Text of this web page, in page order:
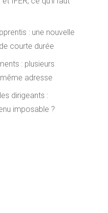
: une nouvelle
courte durée
: plusieurs
adresse
dirigeants :
imposable ?